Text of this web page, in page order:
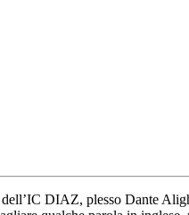
DIAZ, plesso Dante